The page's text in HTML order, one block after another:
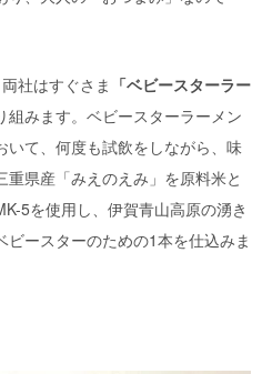
社はすぐさま 「ベビースターラー
組みます。ベビースターラーメン
いて、何度も試飲をしながら、味
県産「みえのえみ」を原料米と
5を使用し、伊賀青山高原の湧き
ースターのための1本を仕込みま